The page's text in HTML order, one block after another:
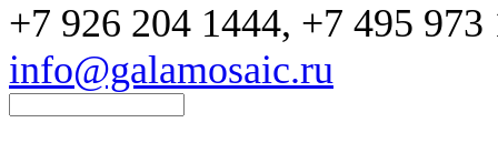
+7 926 204 1444, +7 495 973
info@galamosaic.ru